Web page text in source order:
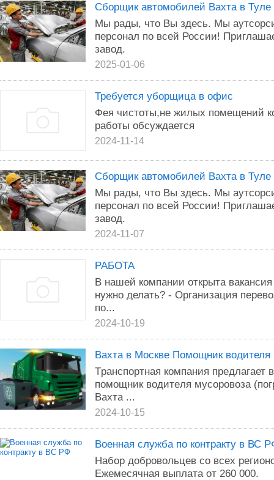
Сборщик автомобилей Вахта в Туле
Мы рады, что Вы здесь. Мы
персонал по всей России!
завод.
2025-01-06
Требуется уборщица в офис
Фея чистоты,не жилых помещений
работы обсуждается
2024-11-14
Сборщик автомобилей Вахта в Туле
Мы рады, что Вы здесь. Мы
персонал по всей России!
завод.
2024-11-07
РАБОТА
В нашей компании открыта
нужно делать? - Организация
по...
2024-10-19
Вахта в Москве Помощник водителя
Tрaнcпopтнaя кoмпания предлагaет
помoщник вoдитeля муcoровоза
Вахта ...
2024-10-15
Военная служба по контракту в ВС
Набор добровольцев со всех
Ежемесячная выплата от 260 000.